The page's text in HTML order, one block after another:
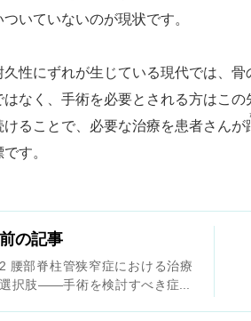
いていないのが現状です。
性にずれが生じている現代では、
はなく、手術を必要とされる方はこ
ることで、必要な治療を患者さんが
す。
前の記事
2 腰部脊柱管狭窄症における治療
選択肢――手術を検討すべき症状